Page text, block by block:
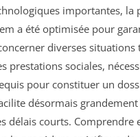
importantes,
a été optimisée pour
diverses
prestations sociales,
pour constituer un
désormais
délais courts.